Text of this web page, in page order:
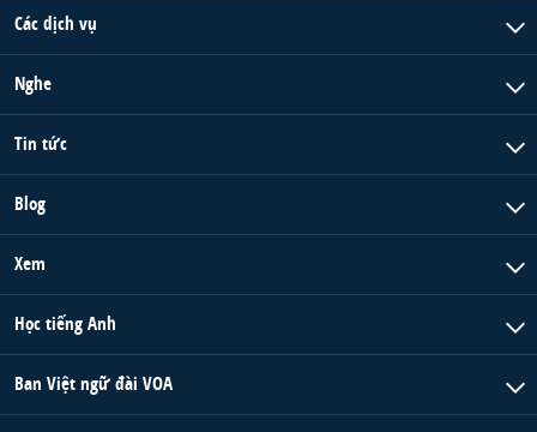
Các dịch vụ
Nghe
Tin tức
Blog
Xem
Học tiếng Anh
Ban Việt ngữ đài VOA